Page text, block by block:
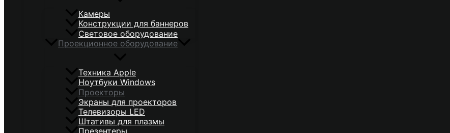
Камеры
Конструкции для баннеров
Световое оборудование
Проекционное оборудование
Техника Apple
Ноутбуки Windows
Проекторы
Экраны для проекторов
Телевизоры LED
Штативы для плазмы